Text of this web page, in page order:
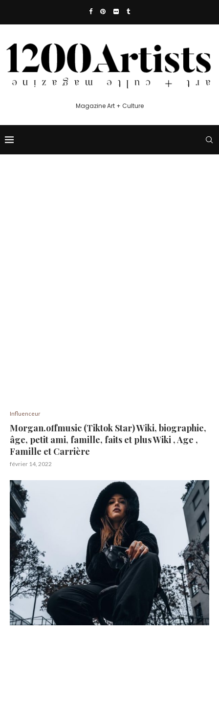
Magazine Art + Culture
Influenceur
Morgan.offmusic (Tiktok Star) Wiki, biographie,
âge, petit ami, famille, faits et plus Wiki , Age ,
Famille et Carrière
février 14, 2022